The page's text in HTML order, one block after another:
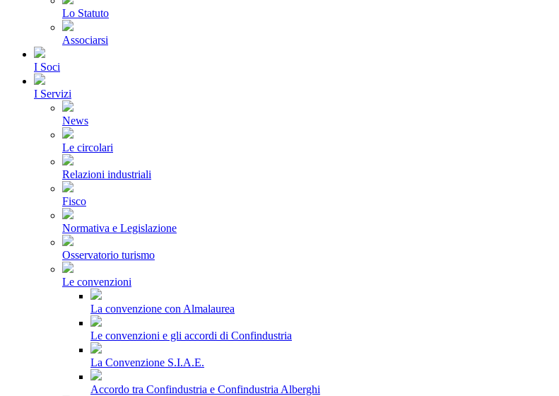
Lo Statuto
Associarsi
I Soci
I Servizi
News
Le circolari
Relazioni industriali
Fisco
Normativa e Legislazione
Osservatorio turismo
Le convenzioni
La convenzione con Almalaurea
Le convenzioni e gli accordi di Confindustria
La Convenzione S.I.A.E.
Accordo tra Confindustria e Confindustria Alberghi